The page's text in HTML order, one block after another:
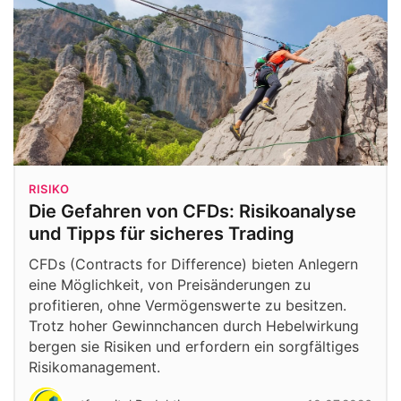
RISIKO
Die Gefahren von CFDs: Risikoanalyse
und Tipps für sicheres Trading
CFDs (Contracts for Difference) bieten Anlegern
eine Möglichkeit, von Preisänderungen zu
profitieren, ohne Vermögenswerte zu besitzen.
Trotz hoher Gewinnchancen durch Hebelwirkung
bergen sie Risiken und erfordern ein sorgfältiges
Risikomanagement.